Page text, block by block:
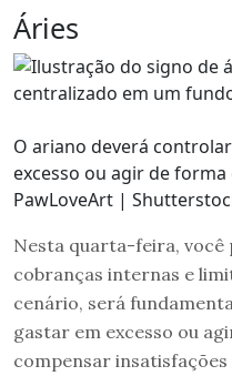
Áries
O ariano deverá
excesso ou agir de
PawLoveArt |
Nesta quarta-feira, você
cobranças internas e
cenário, será
gastar em excesso ou
compensar